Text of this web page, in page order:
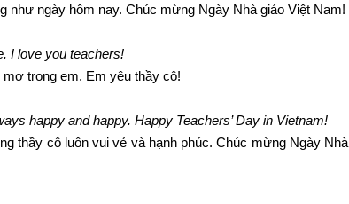
ngày hôm nay. Chúc mừng Ngày Nhà giáo Việt Nam!
I love you teachers!
trong em. Em yêu thầy cô!
happy and happy. Happy Teachers’ Day in Vietnam!
thầy cô luôn vui vẻ và hạnh phúc. Chúc mừng Ngày Nhà